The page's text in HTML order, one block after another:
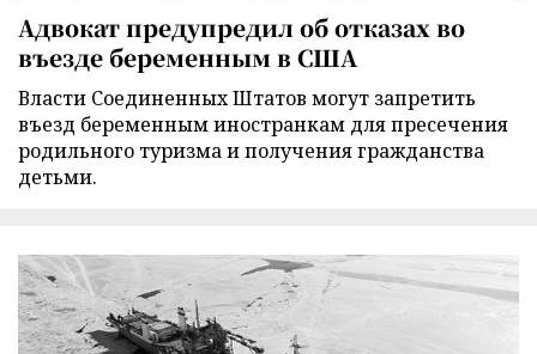
Адвокат предупредил об отказах во
въезде беременным в США
Власти Соединенных Штатов могут запретить
въезд беременным иностранкам для пресечения
родильного туризма и получения гражданства
детьми.